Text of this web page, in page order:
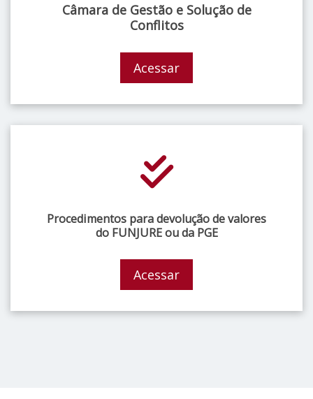
Câmara de Gestão e Solução de
Conflitos
Acessar
Procedimentos para devolução de valores
do FUNJURE ou da PGE
Acessar